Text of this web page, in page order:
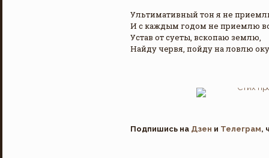
Ультимативный тон я не
И с каждым годом не приемлю
Устав от суеты, вскопаю землю,
Найду червя, пойду на ловлю
Подпишись на Дзен и Телеграм,